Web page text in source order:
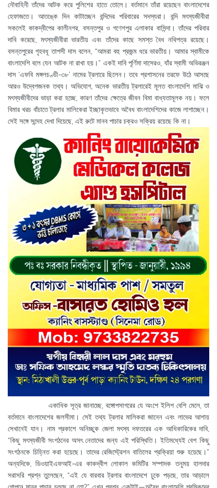
নৌবাহিনী তাঁদের আটক করে পুলিশের হাতে তোলে। বর্তমানে তাঁরা রয়েছেন বাংলাদেশের
হেফাজতে। আতঙ্কে দিন কাটাচ্ছেন বন্দিদের পরিবারের সদস্যরা। বন্দি মৎস্যজীবীরা
সকলেই কাকদ্বীপের কালীনগর, বসন্তপুর ও গণেশপুর এলাকার বাসিন্দা। তাঁদের পরিবার
দাবি করেছে, মৎস্যজীবীরা ভারতীয় এবং তাঁদের কাছে সমস্ত বৈধ নথিপত্র রয়েছে।
বসন্তপুরের গৃহবধূ তাপসী দাস বলেন, “আমরা বহু প্রজন্ম ধরে ভারতীয়। আমার স্বামীকে
বাংলাদেশি বলে যেন আটক না রাখা হয়।” একই দাবি পূর্ণিমা দাসেরও, যাঁর স্বামী অভিরঞ্জন
দাস ‘এফবি মঙ্গলচণ্ডী-৩৮’ নামের ট্রলারে ছিলেন। তবে প্রশাসনের তরফে উঠে আসছে
আরও উদ্বেগজনক তথ্য। অভিযোগ, অনেক ভারতীয় ট্রলারেই মূলত বাংলাদেশি মাঝি ও
মৎস্যজীবীদের ভাড়া করা হচ্ছে, কারণ তাঁদের ক্ষেত্রে জীবন বিমা বাধ্যতামূলক নয়। ফলে
বিমার খরচ বাঁচাতে ট্রলার মালিকেরা ইচ্ছাকৃতভাবে অবৈধ বাংলাদেশিদের কাজে লাগাচ্ছেন।
সেই সঙ্গে সন্দেহ দেখা দিয়েছে, এই রুটে মানব পাচার চক্রও সক্রিয় রয়েছে কি না।
একাধিক সূত্র জানাচ্ছে, বঙ্গোপসাগরের যে অংশে ইলিশ বেশি মেলে, তা
বর্তমানে বাংলাদেশের জলসীমা। সেই তথ্য ট্রলার মালিকরা জানেন এবং লাভের আশায়
সেখানেই যান। নাম প্রকাশে অনিচ্ছুক জেলা মৎস্য দফতরের এক আধিকারিকের দাবি,
“কিছু মৎস্যজীবী সংগঠনের অসৎ নেতাদের জন্য এই পরিস্থিতি। ইতিমধ্যেই বেশ কিছু
সংগঠনকে চিহ্নিত করা হয়েছে। তাদের রেজিস্ট্রেশন বাতিলের প্রক্রিয়া শুরু হয়েছে।”
অন্যদিকে, ডিওয়াইএফআই-এর কাকদ্বীপ লোকাল কমিটির সম্পাদক তনুময় হালদার
সরাসরি প্রশ্ন তুলেছেন, “এই যে বারবার ট্রলার বাংলাদেশে ঢুকে পড়ছে, তার আড়ালে